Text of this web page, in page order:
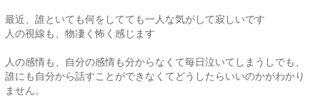
最近、誰といても何をしてても一人な気がして寂しいです
人の視線も、物凄く怖く感じます
人の感情も、自分の感情も分からなくて毎日泣いてしまうしでも、
誰にも自分から話すことができなくてどうしたらいいのかがわかり
ません。